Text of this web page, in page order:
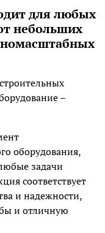
для любых
небольших
–
оборудования,
задачи
соответствует
и надежности,
и отличную